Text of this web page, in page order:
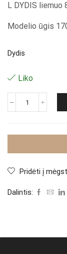
L DYDIS
Modelio ūgis
Dydis
Liko
produkto
"Grey
Pridėti į
Dalintis: